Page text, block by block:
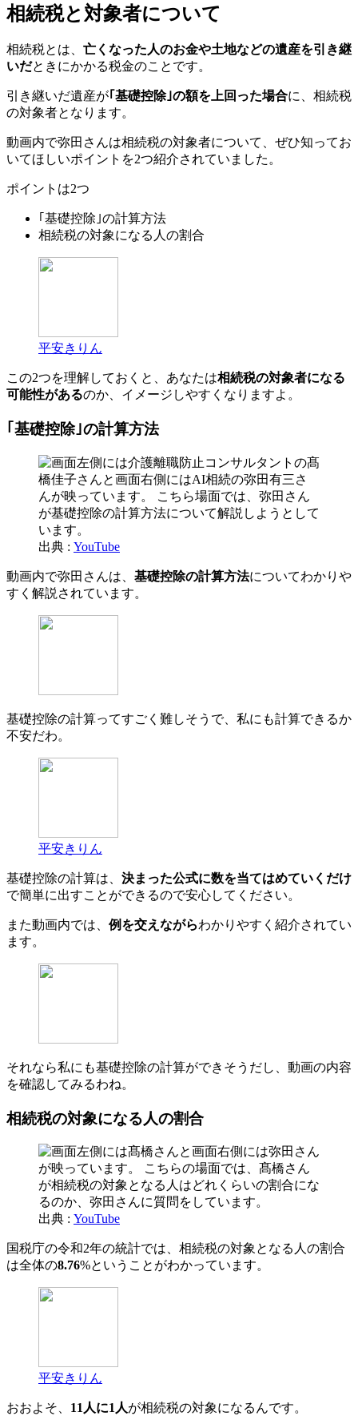
相続税と対象者について
相続税とは、 亡くなった人のお金や土地などの遺産を引き継
いだときにかかる税金のことです。
引き継いだ遺産が｢基礎控除｣の額を上回った場合に、相続税
の対象者となります。
動画内で弥田さんは相続税の対象者について、ぜひ知ってお
いてほしいポイントを2つ紹介されていました。
ポイントは2つ
｢基礎控除｣の計算方法
相続税の対象になる人の割合
平安きりん
この2つを理解しておくと、あなたは相続税の対象者になる
可能性があるのか、イメージしやすくなりますよ。
｢基礎控除｣の計算方法
出典 : YouTube
動画内で弥田さんは、 基礎控除の計算方法についてわかりや
すく解説されています。
基礎控除の計算ってすごく難しそうで、私にも計算できるか
不安だわ。
平安きりん
基礎控除の計算は、 決まった公式に数を当てはめていくだけ
で簡単に出すことができるので安心してください。
また動画内では、 例を交えながらわかりやすく紹介されてい
ます。
それなら私にも基礎控除の計算ができそうだし、動画の内容
を確認してみるわね。
相続税の対象になる人の割合
出典 : YouTube
国税庁の令和2年の統計では、相続税の対象となる人の割合
は全体の8.76%ということがわかっています。
平安きりん
おおよそ、 11人に1人が相続税の対象になるんです。